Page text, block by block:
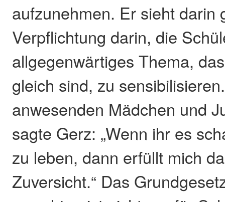
aufzunehmen. Er sieht darin
Verpflichtung darin, die
allgegenwärtiges Thema,
gleich sind, zu
anwesenden Mädchen und
sagte Gerz: „Wenn ihr es
zu leben, dann erfüllt mich
Zuversicht.“ Das